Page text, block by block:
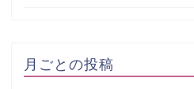
月ごとの投稿